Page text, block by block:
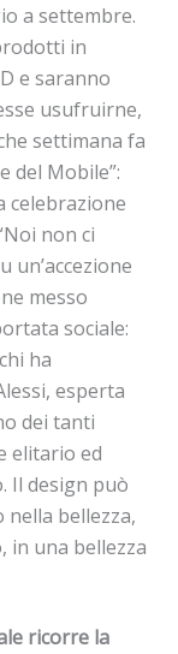
a settembre.
in
e saranno
usufruirne,
settimana fa
del Mobile”:
celebrazione
non ci
un’accezione
messo
sociale:
ha
esperta
dei tanti
elitario ed
Il design può
bellezza,
in una bellezza
ricorre la